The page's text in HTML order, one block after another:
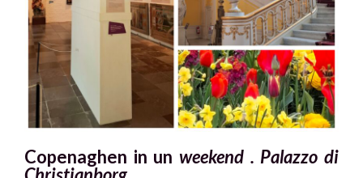
Copenaghen in un weekend . Palazzo di